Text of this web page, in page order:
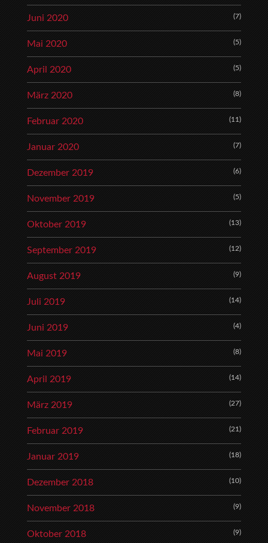
Juni 2020 (7)
Mai 2020 (5)
April 2020 (5)
März 2020 (8)
Februar 2020 (11)
Januar 2020 (7)
Dezember 2019 (6)
November 2019 (5)
Oktober 2019 (13)
September 2019 (12)
August 2019 (9)
Juli 2019 (14)
Juni 2019 (4)
Mai 2019 (8)
April 2019 (14)
März 2019 (27)
Februar 2019 (21)
Januar 2019 (18)
Dezember 2018 (10)
November 2018 (9)
Oktober 2018 (9)